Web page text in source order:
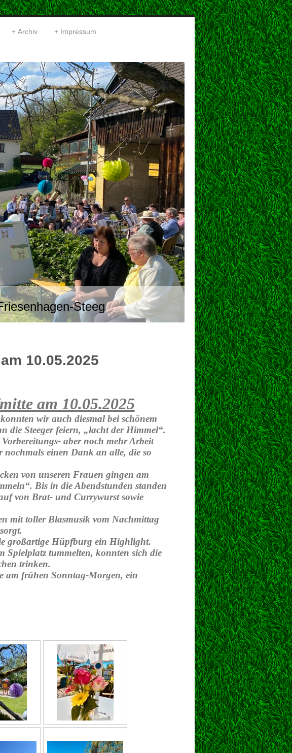
Archiv Impressum
Steeg
10.05.2025
am 10.05.2025
wir auch diesmal bei schönem
die Steeger feiern, „lacht der Himmel“.
aber noch mehr Arbeit
einen Dank an alle, die so
von unseren Frauen gingen am
Bis in die Abendstunden standen
von Brat- und Currywurst sowie
mit toller Blasmusik vom Nachmittag
großartige Hüpfburg ein Highlight.
Spielplatz tummelten, konnten sich die
trinken.
am frühen Sonntag-Morgen, ein